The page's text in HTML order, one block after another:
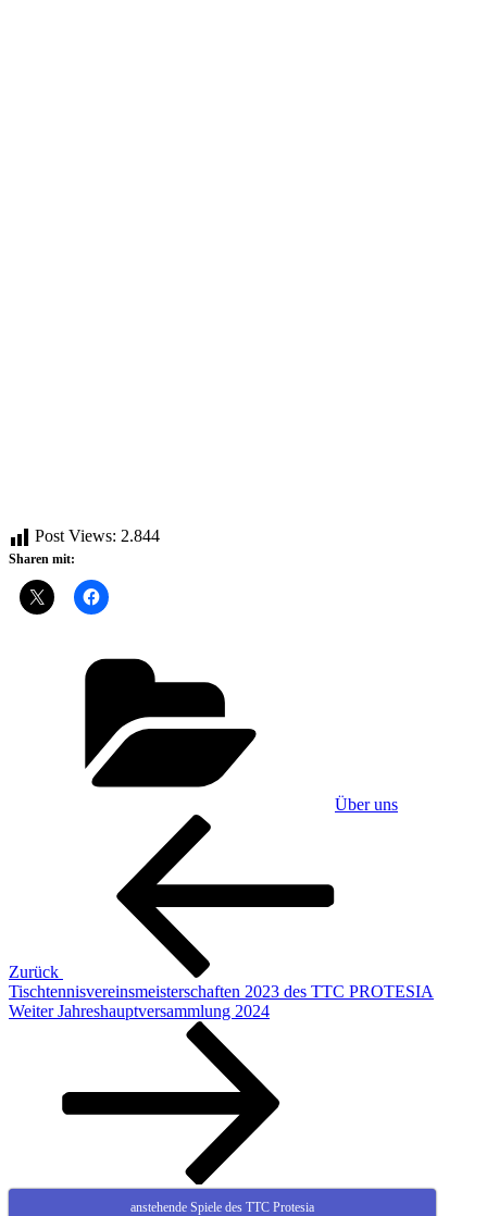
Post Views: 2.844
Sharen mit:
Über uns
Beitragsnavigation
Zurück
Tischtennisvereinsmeisterschaften 2023 des TTC PROTESIA
Nächster
Weiter Jahreshauptversammlung 2024
anstehende Spiele des TTC Protesia